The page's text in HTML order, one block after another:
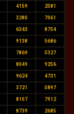
4159 2581
3280 7061
6343 8754
9138 5686
7869 5327
8049 9256
9624 4731
3721 5897
8107 7912
8739 2685